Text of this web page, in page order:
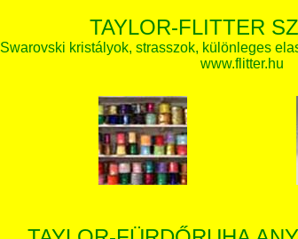
TAYLOR-FLITTER
Swarovski kristályok, strasszok, különleges
www.flitter.hu